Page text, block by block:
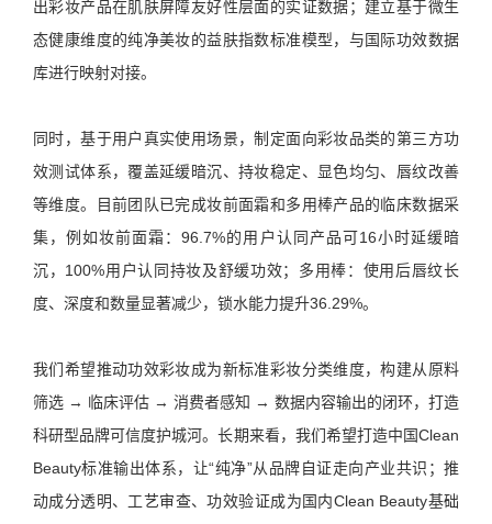
出彩妆产品在肌肤屏障友好性层面的实证数据；建立基于微生
态健康维度的纯净美妆的益肤指数标准模型，与国际功效数据
库进行映射对接。
同时，基于用户真实使用场景，制定面向彩妆品类的第三方功
效测试体系，覆盖延缓暗沉、持妆稳定、显色均匀、唇纹改善
等维度。目前团队已完成妆前面霜和多用棒产品的临床数据采
集，例如妆前面霜：96.7%的用户认同产品可16小时延缓暗
沉，100%用户认同持妆及舒缓功效；多用棒：使用后唇纹长
度、深度和数量显著减少，锁水能力提升36.29%。
我们希望推动功效彩妆成为新标准彩妆分类维度，构建从原料
筛选 → 临床评估 → 消费者感知 → 数据内容输出的闭环，打造
科研型品牌可信度护城河。长期来看，我们希望打造中国Clean
Beauty标准输出体系，让“纯净”从品牌自证走向产业共识；推
动成分透明、工艺审查、功效验证成为国内Clean Beauty基础